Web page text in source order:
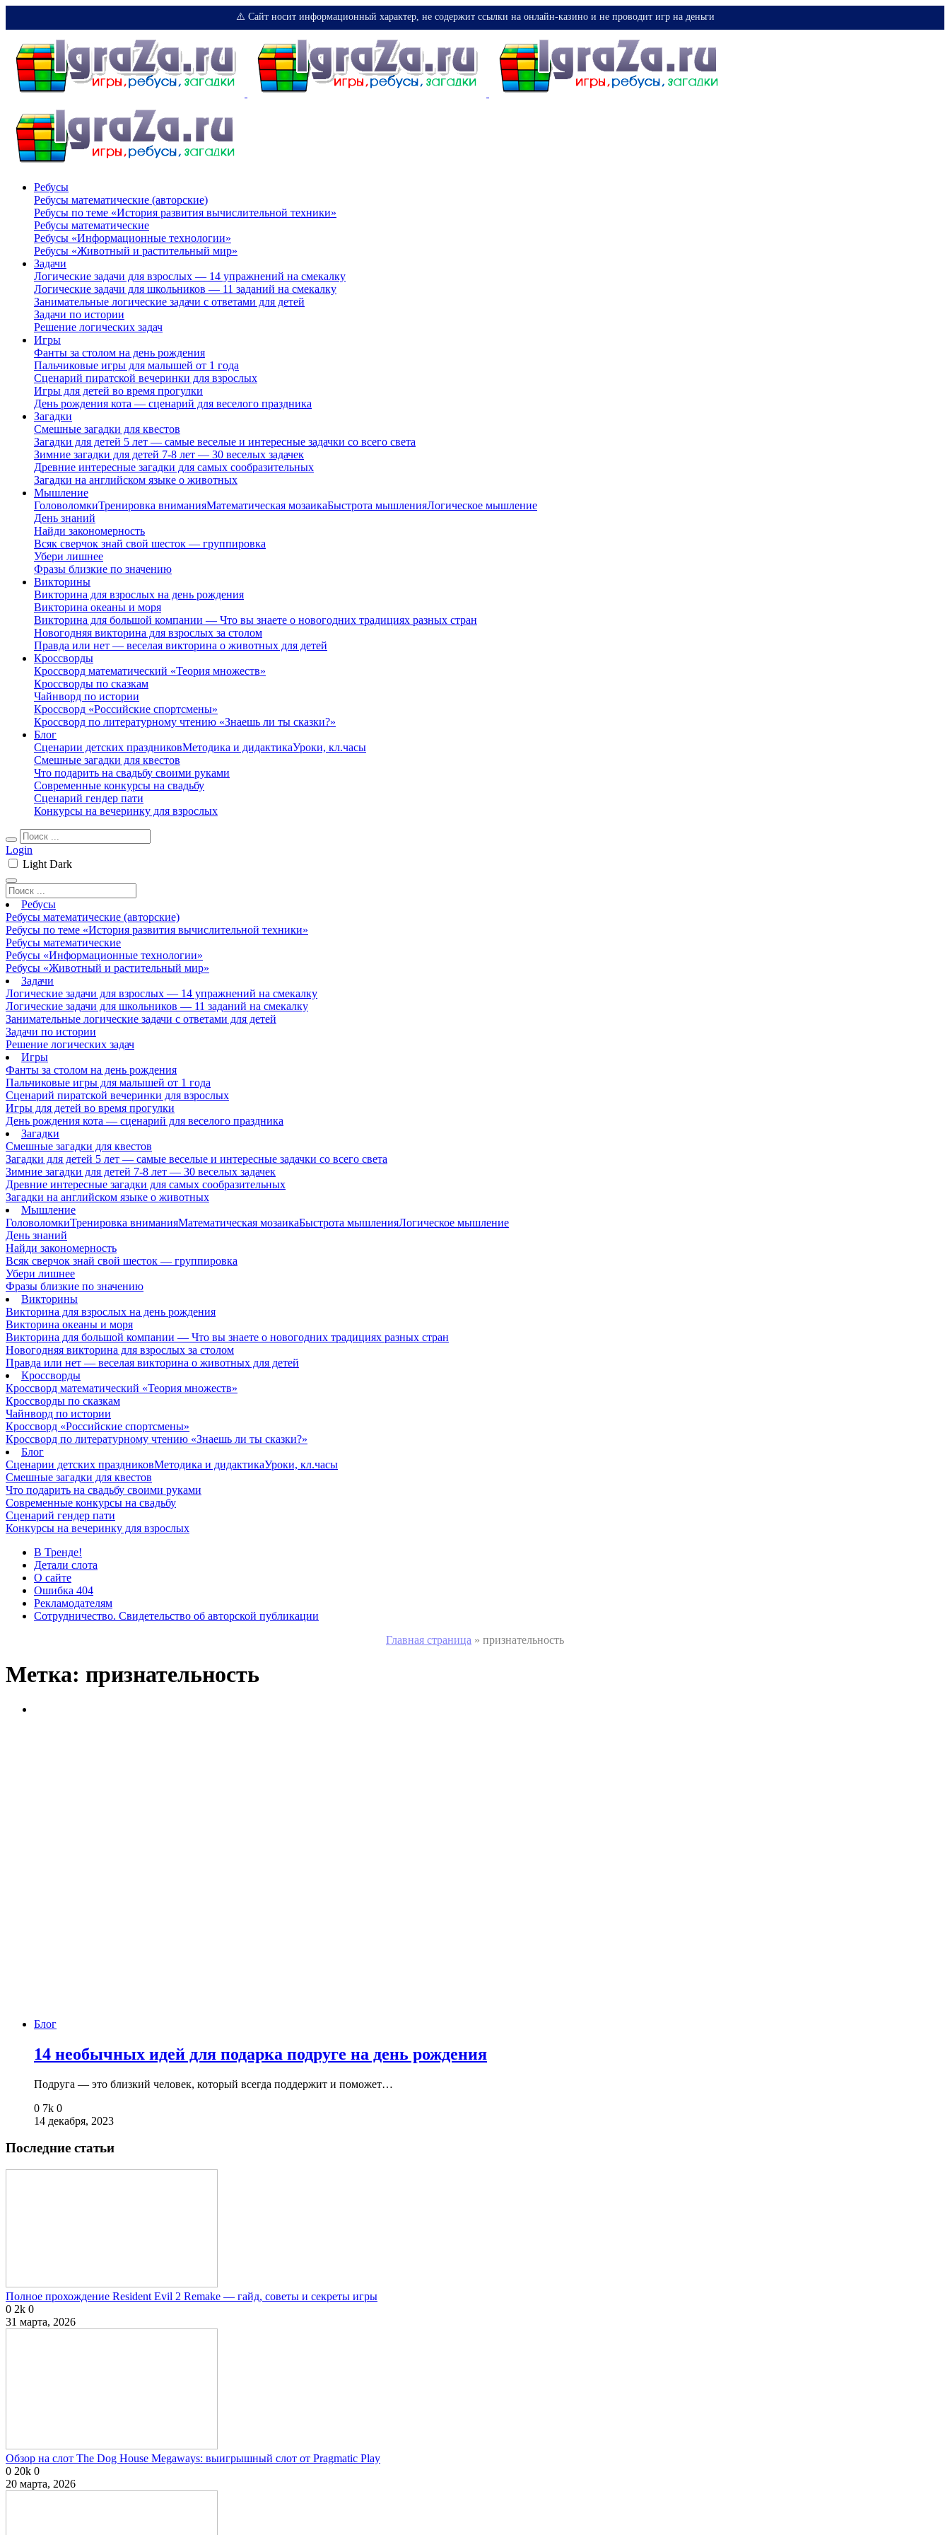
⚠️ Сайт носит информационный характер, не содержит ссылки на онлайн-казино и не проводит игр на деньги
Ребусы
Ребусы математические (авторские)
Ребусы по теме «История развития вычислительной техники»
Ребусы математические
Ребусы «Информационные технологии»
Ребусы «Животный и растительный мир»
Задачи
Логические задачи для взрослых — 14 упражнений на смекалку
Логические задачи для школьников — 11 заданий на смекалку
Занимательные логические задачи с ответами для детей
Задачи по истории
Решение логических задач
Игры
Фанты за столом на день рождения
Пальчиковые игры для малышей от 1 года
Сценарий пиратской вечеринки для взрослых
Игры для детей во время прогулки
День рождения кота — сценарий для веселого праздника
Загадки
Смешные загадки для квестов
Загадки для детей 5 лет — самые веселые и интересные задачки со всего света
Зимние загадки для детей 7-8 лет — 30 веселых задачек
Древние интересные загадки для самых сообразительных
Загадки на английском языке о животных
Мышление
ГоловоломкиТренировка вниманияМатематическая мозаикаБыстрота мышленияЛогическое мышление
День знаний
Найди закономерность
Всяк сверчок знай свой шесток — группировка
Убери лишнее
Фразы близкие по значению
Викторины
Викторина для взрослых на день рождения
Викторина океаны и моря
Викторина для большой компании — Что вы знаете о новогодних традициях разных стран
Новогодняя викторина для взрослых за столом
Правда или нет — веселая викторина о животных для детей
Кроссворды
Кроссворд математический «Теория множеств»
Кроссворды по сказкам
Чайнворд по истории
Кроссворд «Российские спортсмены»
Кроссворд по литературному чтению «Знаешь ли ты сказки?»
Блог
Сценарии детских праздниковМетодика и дидактикаУроки, кл.часы
Смешные загадки для квестов
Что подарить на свадьбу своими руками
Современные конкурсы на свадьбу
Сценарий гендер пати
Конкурсы на вечеринку для взрослых
Login
Light Dark
Ребусы
Ребусы математические (авторские)
Ребусы по теме «История развития вычислительной техники»
Ребусы математические
Ребусы «Информационные технологии»
Ребусы «Животный и растительный мир»
Задачи
Логические задачи для взрослых — 14 упражнений на смекалку
Логические задачи для школьников — 11 заданий на смекалку
Занимательные логические задачи с ответами для детей
Задачи по истории
Решение логических задач
Игры
Фанты за столом на день рождения
Пальчиковые игры для малышей от 1 года
Сценарий пиратской вечеринки для взрослых
Игры для детей во время прогулки
День рождения кота — сценарий для веселого праздника
Загадки
Смешные загадки для квестов
Загадки для детей 5 лет — самые веселые и интересные задачки со всего света
Зимние загадки для детей 7-8 лет — 30 веселых задачек
Древние интересные загадки для самых сообразительных
Загадки на английском языке о животных
Мышление
ГоловоломкиТренировка вниманияМатематическая мозаикаБыстрота мышленияЛогическое мышление
День знаний
Найди закономерность
Всяк сверчок знай свой шесток — группировка
Убери лишнее
Фразы близкие по значению
Викторины
Викторина для взрослых на день рождения
Викторина океаны и моря
Викторина для большой компании — Что вы знаете о новогодних традициях разных стран
Новогодняя викторина для взрослых за столом
Правда или нет — веселая викторина о животных для детей
Кроссворды
Кроссворд математический «Теория множеств»
Кроссворды по сказкам
Чайнворд по истории
Кроссворд «Российские спортсмены»
Кроссворд по литературному чтению «Знаешь ли ты сказки?»
Блог
Сценарии детских праздниковМетодика и дидактикаУроки, кл.часы
Смешные загадки для квестов
Что подарить на свадьбу своими руками
Современные конкурсы на свадьбу
Сценарий гендер пати
Конкурсы на вечеринку для взрослых
В Тренде!
Детали слота
О сайте
Ошибка 404
Рекламодателям
Сотрудничество. Свидетельство об авторской публикации
Главная страница » признательность
Метка: признательность
Блог
14 необычных идей для подарка подруге на день рождения
Подруга — это близкий человек, который всегда поддержит и поможет…
0 7k 0
14 декабря, 2023
Последние статьи
Полное прохождение Resident Evil 2 Remake — гайд, советы и секреты игры
0 2k 0
31 марта, 2026
Обзор на слот The Dog House Megaways: выигрышный слот от Pragmatic Play
0 20k 0
20 марта, 2026